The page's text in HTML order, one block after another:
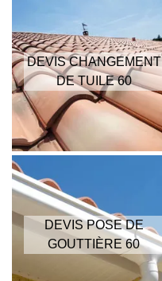
DEVIS CHANGEMENT
DE TUILE 60
DEVIS POSE DE
GOUTTIÈRE 60